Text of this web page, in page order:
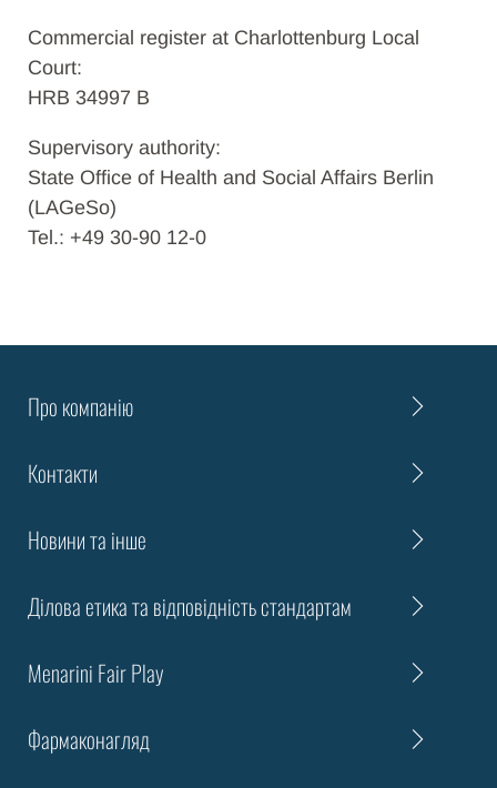
Commercial register at Charlottenburg Local
Court:
HRB 34997 B
Supervisory authority:
State Office of Health and Social Affairs Berlin
(LAGeSo)
Tel.: +49 30-90 12-0
Про компанію
Контакти
Новини та інше
Ділова етика та відповідність стандартам
Menarini Fair Play
Фармаконагляд